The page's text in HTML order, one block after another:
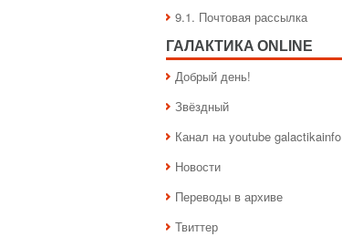
9.1. Почтовая рассылка
ГАЛАКТИКA ONLINE
Добрый день!
Звёздный
Канал на youtube galactikainfo
Новости
Переводы в архиве
Твиттер